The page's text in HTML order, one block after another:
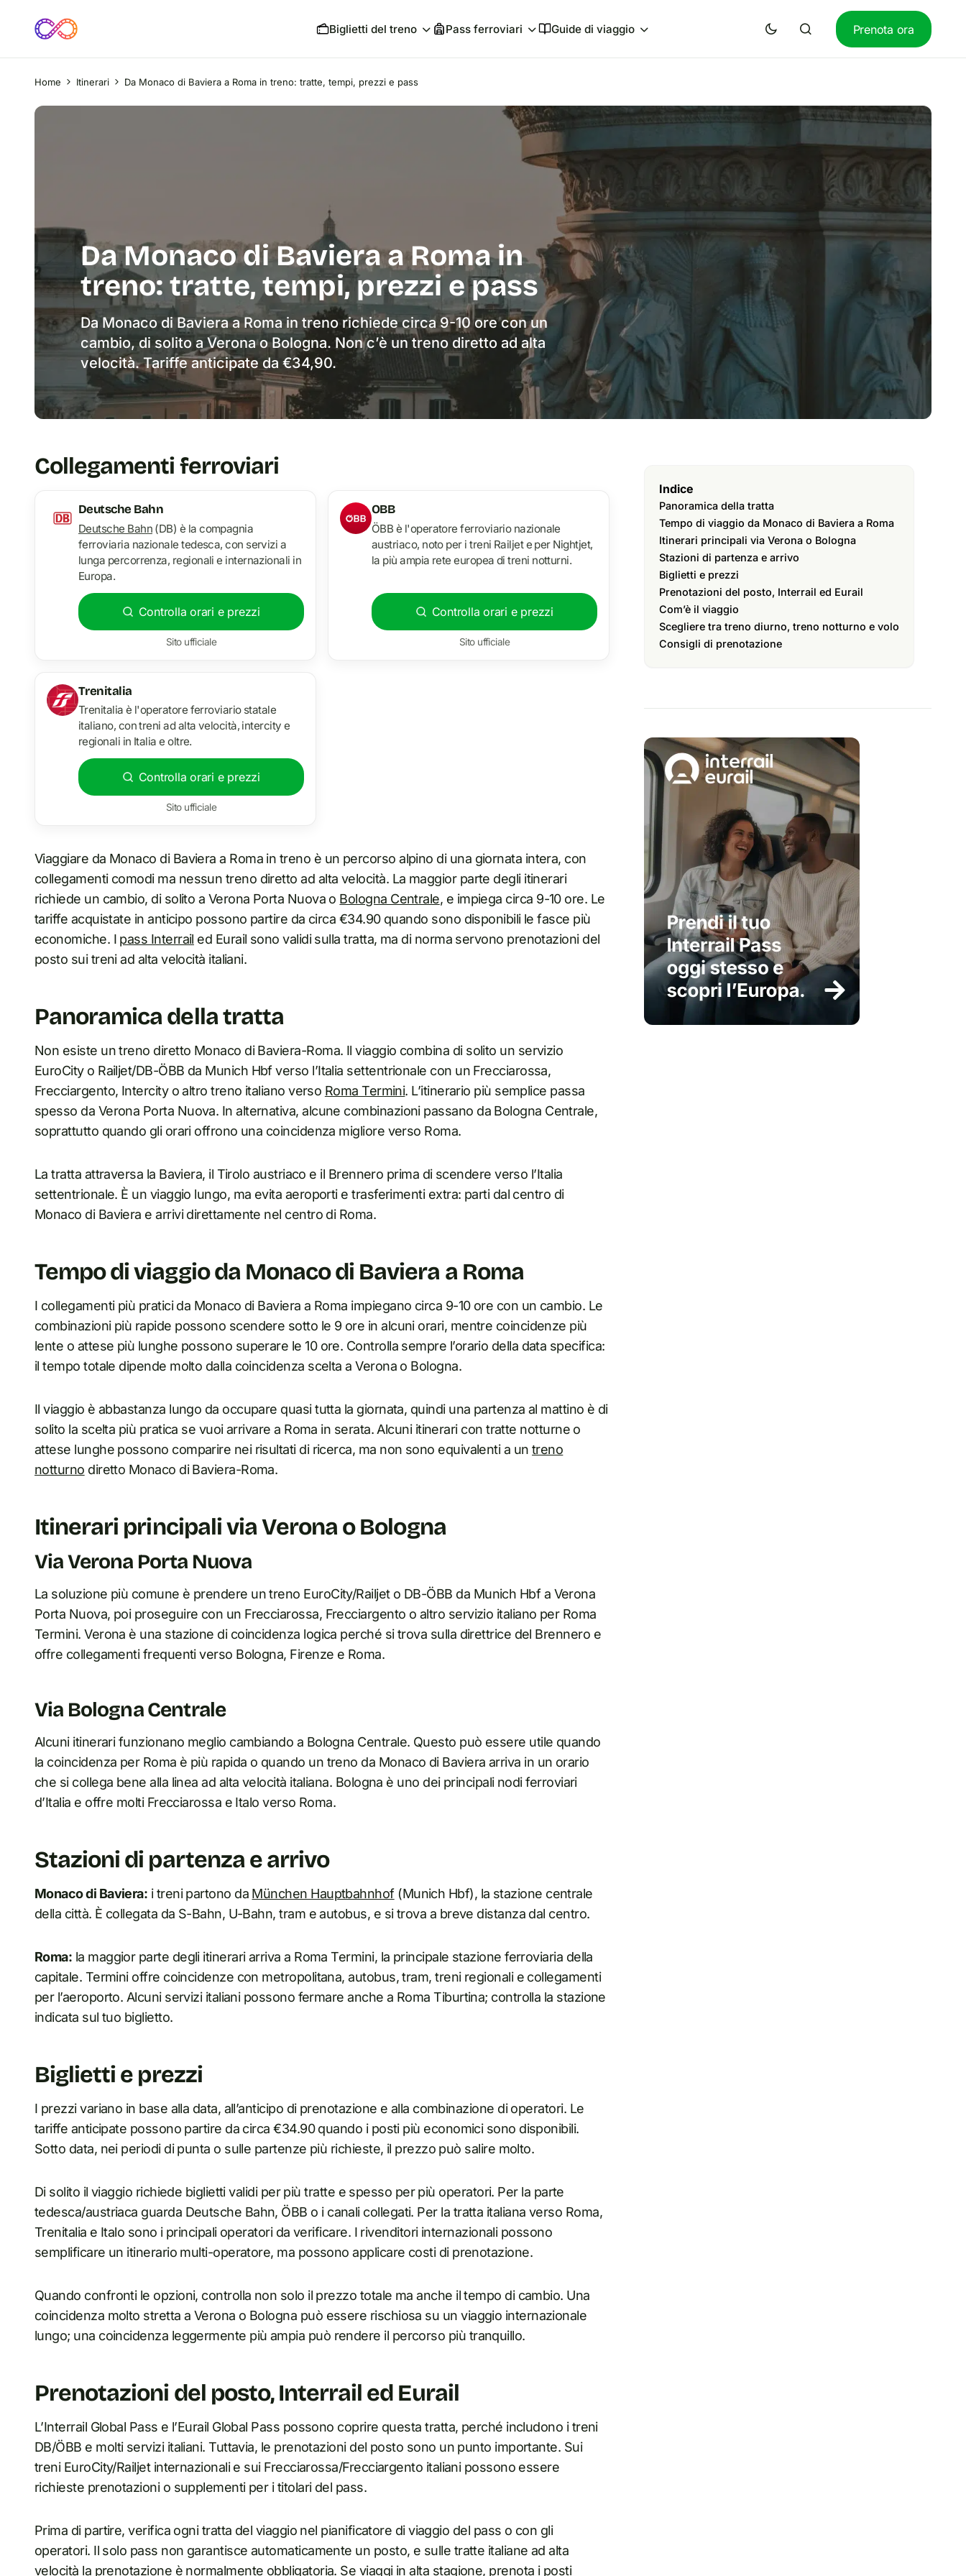
Biglietti del treno Pass ferroviari Guide di viaggio Prenota ora
Home Itinerari Da Monaco di Baviera a Roma in treno: tratte, tempi, prezzi e pass
Da Monaco di Baviera a Roma in
treno: tratte, tempi, prezzi e pass
Da Monaco di Baviera a Roma in treno richiede circa 9-10 ore con un
cambio, di solito a Verona o Bologna. Non c’è un treno diretto ad alta
velocità. Tariffe anticipate da €34,90.
Collegamenti ferroviari
Deutsche Bahn
Deutsche Bahn(DB) è la compagnia
ferroviaria nazionale tedesca, con servizi a
lunga percorrenza, regionali e internazionali in
Europa.
Controlla orari e prezzi
Sito ufficiale
OBB
ÖBB è l'operatore ferroviario nazionale
austriaco, noto per i treni Railjet e per Nightjet,
la più ampia rete europea di treni notturni.
Controlla orari e prezzi
Sito ufficiale
Trenitalia
Trenitalia è l'operatore ferroviario statale
italiano, con treni ad alta velocità, intercity e
regionali in Italia e oltre.
Controlla orari e prezzi
Sito ufficiale
Viaggiare da Monaco di Baviera a Roma in treno è un percorso alpino di una giornata intera, con
collegamenti comodi ma nessun treno diretto ad alta velocità. La maggior parte degli itinerari
richiede un cambio, di solito a Verona Porta Nuova o Bologna Centrale, e impiega circa 9-10 ore. Le
tariffe acquistate in anticipo possono partire da circa €34.90 quando sono disponibili le fasce più
economiche. I pass Interrail ed Eurail sono validi sulla tratta, ma di norma servono prenotazioni del
posto sui treni ad alta velocità italiani.
Panoramica della tratta
Non esiste un treno diretto Monaco di Baviera-Roma. Il viaggio combina di solito un servizio
EuroCity o Railjet/DB-ÖBB da Munich Hbf verso l’Italia settentrionale con un Frecciarossa,
Frecciargento, Intercity o altro treno italiano verso Roma Termini. L’itinerario più semplice passa
spesso da Verona Porta Nuova. In alternativa, alcune combinazioni passano da Bologna Centrale,
soprattutto quando gli orari offrono una coincidenza migliore verso Roma.
La tratta attraversa la Baviera, il Tirolo austriaco e il Brennero prima di scendere verso l’Italia
settentrionale. È un viaggio lungo, ma evita aeroporti e trasferimenti extra: parti dal centro di
Monaco di Baviera e arrivi direttamente nel centro di Roma.
Tempo di viaggio da Monaco di Baviera a Roma
I collegamenti più pratici da Monaco di Baviera a Roma impiegano circa 9-10 ore con un cambio. Le
combinazioni più rapide possono scendere sotto le 9 ore in alcuni orari, mentre coincidenze più
lente o attese più lunghe possono superare le 10 ore. Controlla sempre l’orario della data specifica:
il tempo totale dipende molto dalla coincidenza scelta a Verona o Bologna.
Il viaggio è abbastanza lungo da occupare quasi tutta la giornata, quindi una partenza al mattino è di
solito la scelta più pratica se vuoi arrivare a Roma in serata. Alcuni itinerari con tratte notturne o
attese lunghe possono comparire nei risultati di ricerca, ma non sono equivalenti a untreno
notturno diretto Monaco di Baviera-Roma.
Itinerari principali via Verona o Bologna
Via Verona Porta Nuova
La soluzione più comune è prendere un treno EuroCity/Railjet o DB-ÖBB da Munich Hbf a Verona
Porta Nuova, poi proseguire con un Frecciarossa, Frecciargento o altro servizio italiano per Roma
Termini. Verona è una stazione di coincidenza logica perché si trova sulla direttrice del Brennero e
offre collegamenti frequenti verso Bologna, Firenze e Roma.
Via Bologna Centrale
Alcuni itinerari funzionano meglio cambiando a Bologna Centrale. Questo può essere utile quando
la coincidenza per Roma è più rapida o quando un treno da Monaco di Baviera arriva in un orario
che si collega bene alla linea ad alta velocità italiana. Bologna è uno dei principali nodi ferroviari
d’Italia e offre molti Frecciarossa e Italo verso Roma.
Stazioni di partenza e arrivo
Monaco di Baviera: i treni partono da München Hauptbahnhof(Munich Hbf), la stazione centrale
della città. È collegata da S-Bahn, U-Bahn, tram e autobus, e si trova a breve distanza dal centro.
Roma: la maggior parte degli itinerari arriva a Roma Termini, la principale stazione ferroviaria della
capitale. Termini offre coincidenze con metropolitana, autobus, tram, treni regionali e collegamenti
per l’aeroporto. Alcuni servizi italiani possono fermare anche a Roma Tiburtina; controlla la stazione
indicata sul tuo biglietto.
Biglietti e prezzi
I prezzi variano in base alla data, all’anticipo di prenotazione e alla combinazione di operatori. Le
tariffe anticipate possono partire da circa €34.90 quando i posti più economici sono disponibili.
Sotto data, nei periodi di punta o sulle partenze più richieste, il prezzo può salire molto.
Di solito il viaggio richiede biglietti validi per più tratte e spesso per più operatori. Per la parte
tedesca/austriaca guarda Deutsche Bahn, ÖBB o i canali collegati. Per la tratta italiana verso Roma,
Trenitalia e Italo sono i principali operatori da verificare. I rivenditori internazionali possono
semplificare un itinerario multi-operatore, ma possono applicare costi di prenotazione.
Quando confronti le opzioni, controlla non solo il prezzo totale ma anche il tempo di cambio. Una
coincidenza molto stretta a Verona o Bologna può essere rischiosa su un viaggio internazionale
lungo; una coincidenza leggermente più ampia può rendere il percorso più tranquillo.
Prenotazioni del posto, Interrail ed Eurail
L’Interrail Global Pass e l’Eurail Global Pass possono coprire questa tratta, perché includono i treni
DB/ÖBB e molti servizi italiani. Tuttavia, le prenotazioni del posto sono un punto importante. Sui
treni EuroCity/Railjet internazionali e sui Frecciarossa/Frecciargento italiani possono essere
richieste prenotazioni o supplementi per i titolari del pass.
Prima di partire, verifica ogni tratta del viaggio nel pianificatore di viaggio del pass o con gli
operatori. Il solo pass non garantisce automaticamente un posto, e sulle tratte italiane ad alta
velocità la prenotazione è normalmente obbligatoria. Se viaggi in alta stagione, prenota i posti
Indice
Panoramica della tratta
Tempo di viaggio da Monaco di Baviera a Roma
Itinerari principali via Verona o Bologna
Stazioni di partenza e arrivo
Biglietti e prezzi
Prenotazioni del posto, Interrail ed Eurail
Com’è il viaggio
Scegliere tra treno diurno, treno notturno e volo
Consigli di prenotazione